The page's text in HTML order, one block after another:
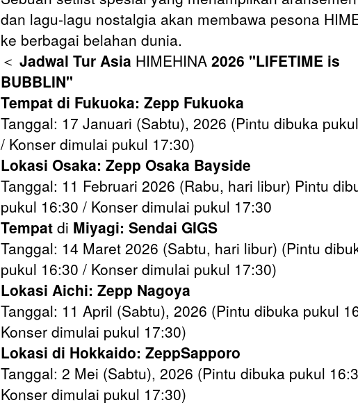
dan lagu-lagu nostalgia akan membawa pesona
ke berbagai belahan dunia.
＜ Jadwal Tur Asia HIMEHINA 2026 "LIFETIME is
BUBBLIN"
Tempat di Fukuoka: Zepp Fukuoka
Tanggal: 17 Januari (Sabtu), 2026 (Pintu dibuka
/ Konser dimulai pukul 17:30)
Lokasi Osaka: Zepp Osaka Bayside
Tanggal: 11 Februari 2026 (Rabu, hari libur) Pintu
pukul 16:30 / Konser dimulai pukul 17:30
Tempat di Miyagi: Sendai GIGS
Tanggal: 14 Maret 2026 (Sabtu, hari libur) (Pintu
pukul 16:30 / Konser dimulai pukul 17:30)
Lokasi Aichi: Zepp Nagoya
Tanggal: 11 April (Sabtu), 2026 (Pintu dibuka pukul
Konser dimulai pukul 17:30)
Lokasi di Hokkaido: ZeppSapporo
Tanggal: 2 Mei (Sabtu), 2026 (Pintu dibuka pukul
Konser dimulai pukul 17:30)